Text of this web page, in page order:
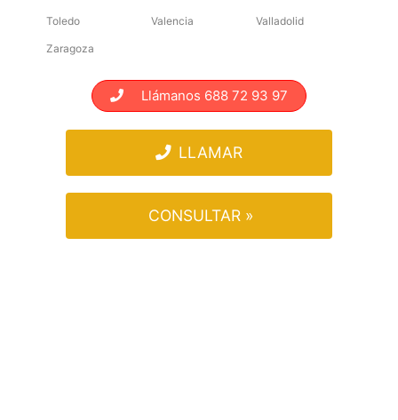
Toledo Valencia Valladolid
Zaragoza
Llámanos 688 72 93 97
LLAMAR
CONSULTAR »